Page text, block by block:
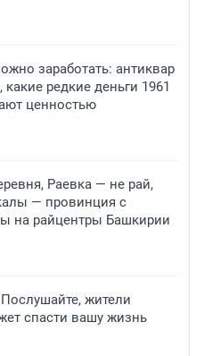
заработать: антиквар
редкие деньги 1961
ценностью
Раевка — не рай,
— провинция с
на райцентры Башкирии
жители
спасти вашу жизнь